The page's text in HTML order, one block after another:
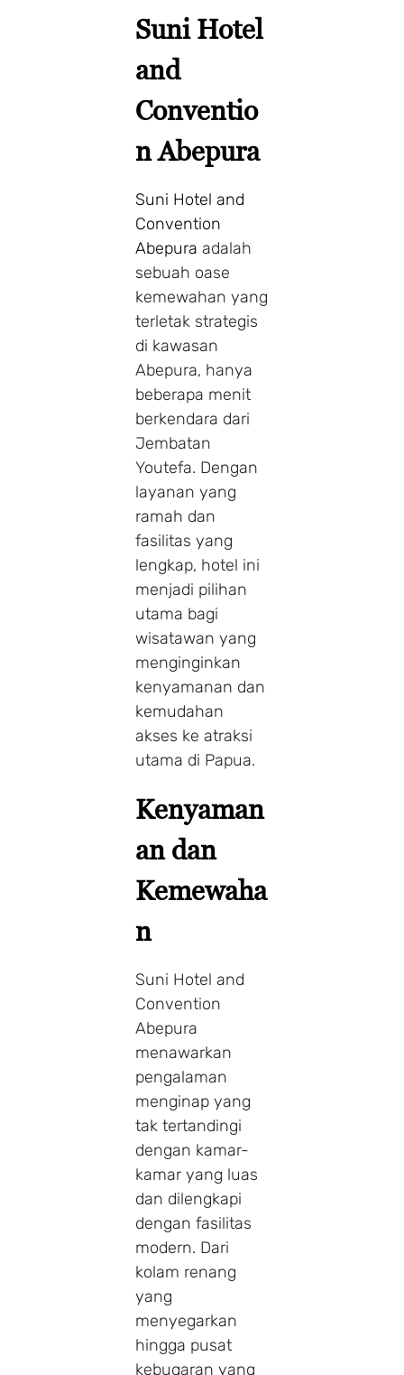
Suni Hotel
and
Conventio
n Abepura
Suni Hotel and
Convention
Abepura adalah
sebuah oase
kemewahan yang
terletak strategis
di kawasan
Abepura, hanya
beberapa menit
berkendara dari
Jembatan
Youtefa. Dengan
layanan yang
ramah dan
fasilitas yang
lengkap, hotel ini
menjadi pilihan
utama bagi
wisatawan yang
menginginkan
kenyamanan dan
kemudahan
akses ke atraksi
utama di Papua.
Kenyaman
an dan
Kemewaha
n
Suni Hotel and
Convention
Abepura
menawarkan
pengalaman
menginap yang
tak tertandingi
dengan kamar-
kamar yang luas
dan dilengkapi
dengan fasilitas
modern. Dari
kolam renang
yang
menyegarkan
hingga pusat
kebugaran yang